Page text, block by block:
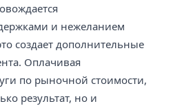
и нежеланием
создает дополнительные
Оплачивая
по рыночной стоимости,
результат, но и